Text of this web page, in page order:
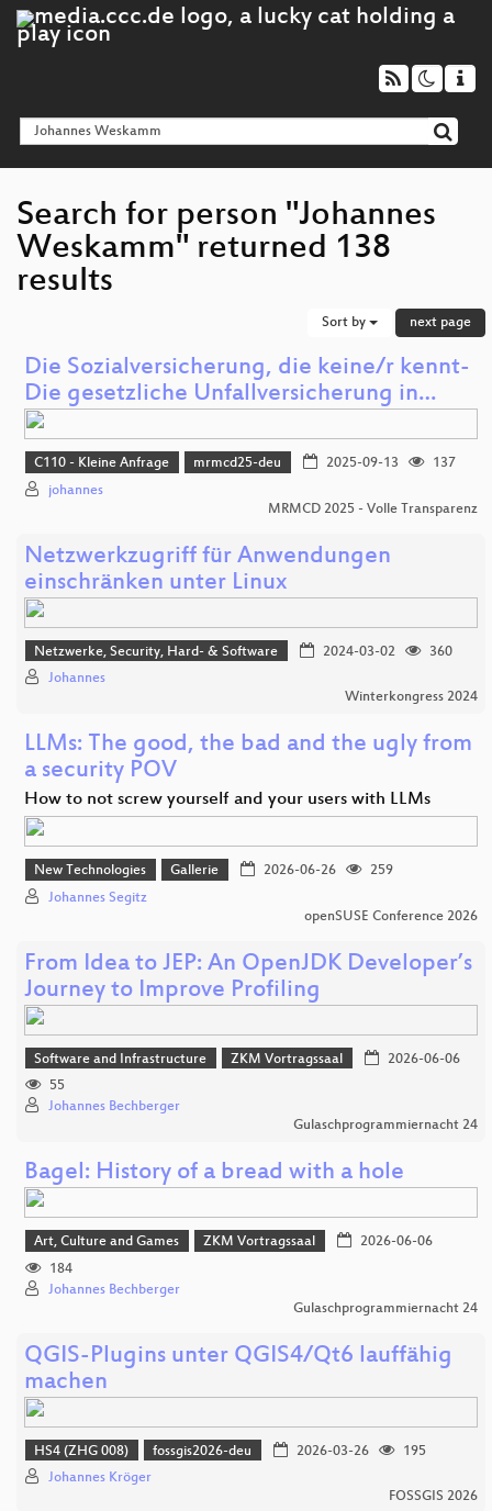
Search for person "Johannes
Weskamm" returned 138
results
Sort by next page
Die Sozialversicherung, die keine/r kennt-
Die gesetzliche Unfallversicherung in…
C110 - Kleine Anfrage mrmcd25-deu 2025-09-13
137
johannes
MRMCD 2025 - Volle Transparenz
Netzwerkzugriff für Anwendungen
einschränken unter Linux
Netzwerke, Security, Hard- & Software 2024-03-02
360
Johannes
Winterkongress 2024
LLMs: The good, the bad and the ugly from
a security POV
How to not screw yourself and your users with LLMs
New Technologies Gallerie 2026-06-26
259
Johannes Segitz
openSUSE Conference 2026
From Idea to JEP: An OpenJDK Developer’s
Journey to Improve Profiling
Software and Infrastructure ZKM Vortragssaal
2026-06-06
55
Johannes Bechberger
Gulaschprogrammiernacht 24
Bagel: History of a bread with a hole
Art, Culture and Games ZKM Vortragssaal
2026-06-06
184
Johannes Bechberger
Gulaschprogrammiernacht 24
QGIS-Plugins unter QGIS4/Qt6 lauffähig
machen
HS4 (ZHG 008) fossgis2026-deu 2026-03-26
195
Johannes Kröger
FOSSGIS 2026